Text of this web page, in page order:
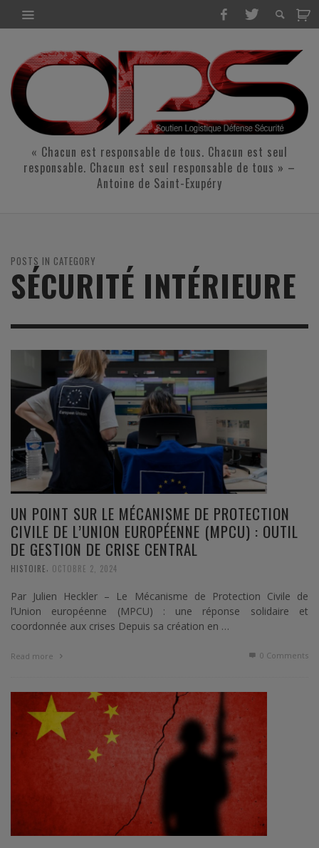
« Chacun est responsable de tous. Chacun est seul
responsable. Chacun est seul responsable de tous » –
Antoine de Saint-Exupéry
POSTS IN CATEGORY
SÉCURITÉ INTÉRIEURE
UN POINT SUR LE MÉCANISME DE PROTECTION
CIVILE DE L’UNION EUROPÉENNE (MPCU) : OUTIL
DE GESTION DE CRISE CENTRAL
HISTOIRE OCTOBRE 2, 2024
Par Julien Heckler – Le Mécanisme de Protection Civile de
l’Union européenne (MPCU) : une réponse solidaire et
coordonnée aux crises Depuis sa création en …
Read more 0 Comments